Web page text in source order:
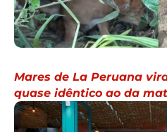
Mares de La Peruana
quase idêntico ao da